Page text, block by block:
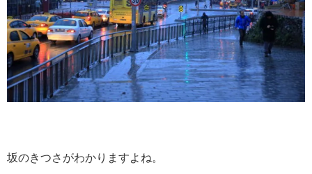
坂のきつさがわかりますよね。